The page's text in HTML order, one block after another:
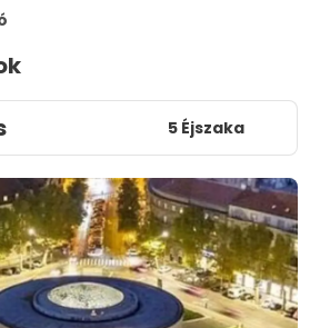
5 Éjszaka